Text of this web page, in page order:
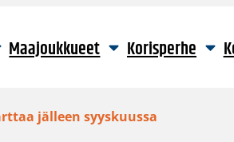
Maajoukkueet Korisperhe
jälleen syyskuussa